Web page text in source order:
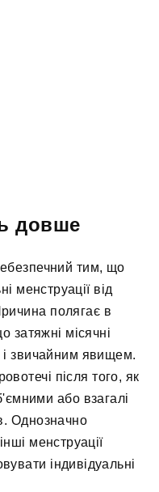
довше
тим, що
менструації від
полягає в
затяжні місячні
і звичайним явищем.
після того, як
або взагалі
Однозначно
менструації
індивідуальні